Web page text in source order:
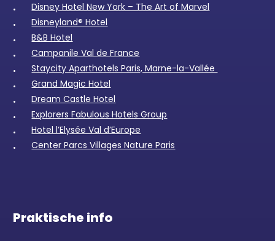
Disney Hotel New York – The Art of Marvel
Disneyland® Hotel
B&B Hotel
Campanile Val de France
Staycity Aparthotels Paris, Marne-la-Vallée
Grand Magic Hotel
Dream Castle Hotel
Explorers Fabulous Hotels Group
Hotel l’Elysée Val d’Europe
Center Parcs Villages Nature Paris
Praktische info